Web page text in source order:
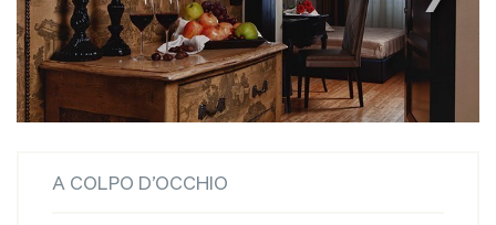
A COLPO D’OCCHIO